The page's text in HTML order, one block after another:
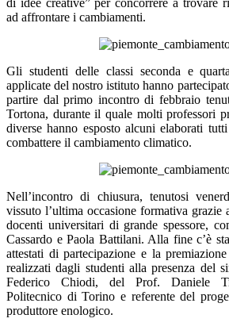
di idee creative” per concorrere a trovare
ad affrontare i cambiamenti.
Gli studenti delle classi seconda e
applicate del nostro istituto hanno
partire dal primo incontro di febbraio
Tortona, durante il quale molti professori
diverse hanno esposto alcuni elaborati
combattere il cambiamento climatico.
Nell’incontro di chiusura, tenutosi
vissuto l’ultima occasione formativa grazie
docenti universitari di grande spessore,
Cassardo e Paola Battilani. Alla fine c’è
attestati di partecipazione e la
realizzati dagli studenti alla presenza del
Federico Chiodi, del Prof. Daniele
Politecnico di Torino e referente del
produttore enologico.